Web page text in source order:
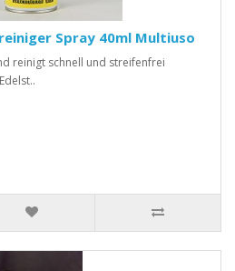
Spray 40ml Multiuso
reinigt schnell und streifenfrei